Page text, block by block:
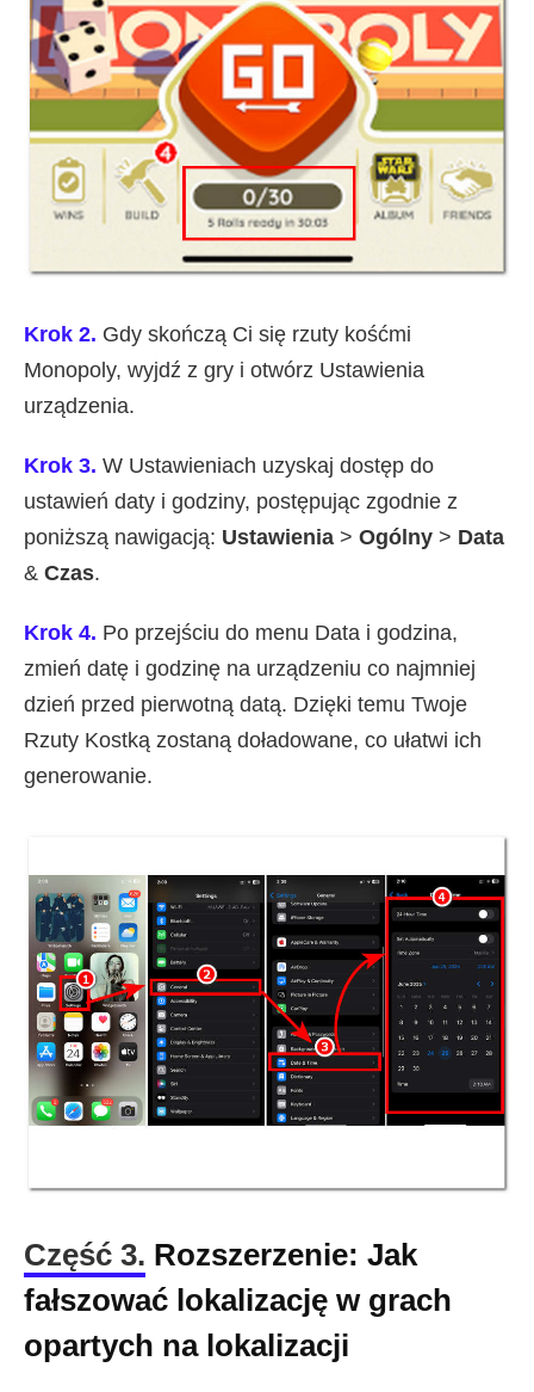
Krok 2. Gdy skończą Ci się rzuty kośćmi
Monopoly, wyjdź z gry i otwórz Ustawienia
urządzenia.
Krok 3. W Ustawieniach uzyskaj dostęp do
ustawień daty i godziny, postępując zgodnie z
poniższą nawigacją: Ustawienia > Ogólny > Data
& Czas.
Krok 4. Po przejściu do menu Data i godzina,
zmień datę i godzinę na urządzeniu co najmniej
dzień przed pierwotną datą. Dzięki temu Twoje
Rzuty Kostką zostaną doładowane, co ułatwi ich
generowanie.
Część 3. Rozszerzenie: Jak
fałszować lokalizację w grach
opartych na lokalizacji